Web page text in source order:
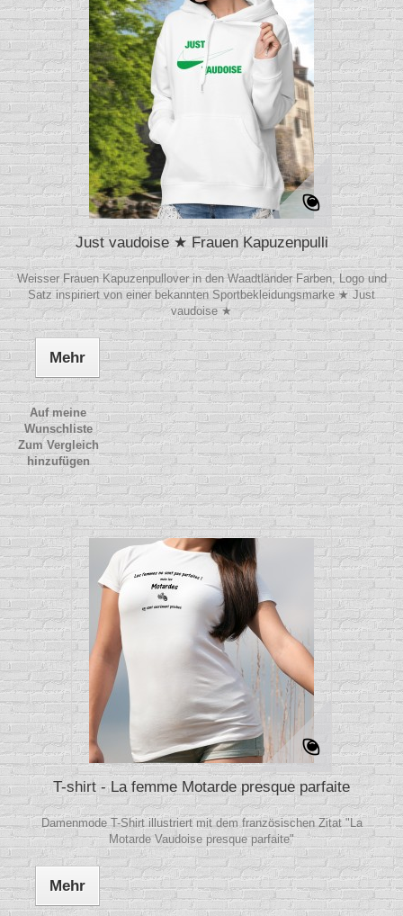
Just vaudoise ★ Frauen Kapuzenpulli
Weisser Frauen Kapuzenpullover in den Waadtländer Farben, Logo und
Satz inspiriert von einer bekannten Sportbekleidungsmarke ★ Just
vaudoise ★
Mehr
Auf meine
Wunschliste
Zum Vergleich
hinzufügen
T-shirt - La femme Motarde presque parfaite
Damenmode T-Shirt illustriert mit dem französischen Zitat "La
Motarde Vaudoise presque parfaite"
Mehr